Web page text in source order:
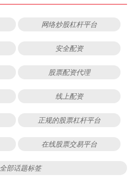
网络炒股杠杆平台
安全配资
股票配资代理
线上配资
正规的股票杠杆平台
在线股票交易平台
全部话题标签